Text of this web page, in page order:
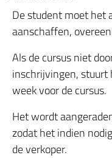
De student moet het
aanschaffen,
Als de cursus niet
inschrijvingen,
week voor de cursus.
Het wordt
zodat het indien
de verkoper.